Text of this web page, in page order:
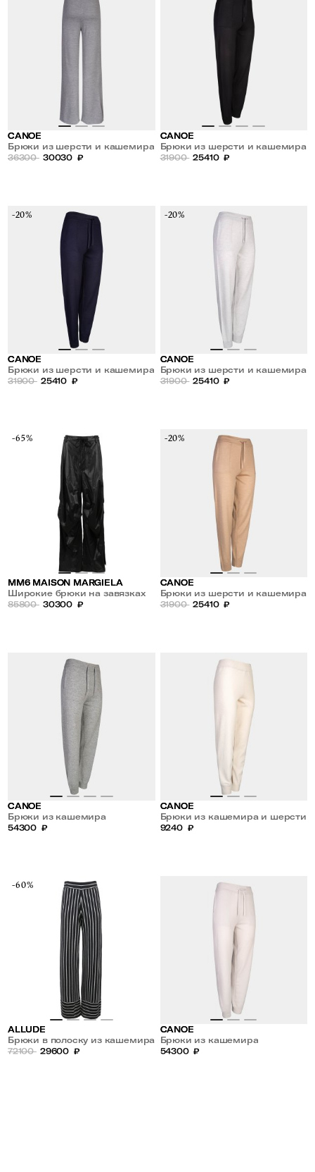
CANOE
Брюки из шерсти и кашемира
36300 30030 ₽
CANOE
Брюки из шерсти и кашемира
31900 25410 ₽
-20%
CANOE
Брюки из шерсти и кашемира
31900 25410 ₽
-20%
CANOE
Брюки из шерсти и кашемира
31900 25410 ₽
-65%
MM6 MAISON MARGIELA
Широкие брюки на завязках
из экокожи
85800 30300 ₽
-20%
CANOE
Брюки из шерсти и кашемира
31900 25410 ₽
CANOE
Брюки из кашемира
54300 ₽
CANOE
Брюки из кашемира и шерсти
9240 ₽
-60%
ALLUDE
Брюки в полоску из кашемира
72100 29600 ₽
CANOE
Брюки из кашемира
54300 ₽